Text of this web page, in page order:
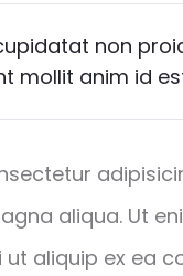
non
mollit anim id
aliqua. Ut
aliquip ex ea